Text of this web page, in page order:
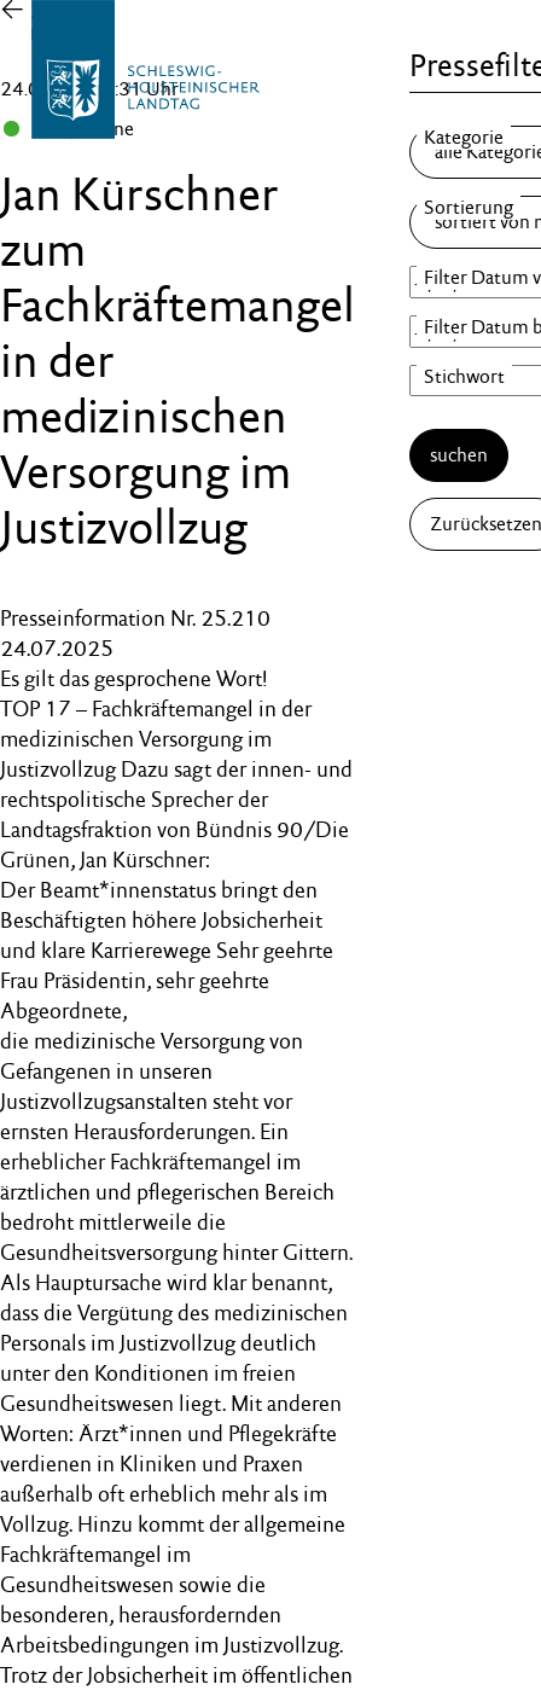
Zur
Übersicht
24.07.25 , 13:31 Uhr
B 90/Grüne
Jan Kürschner
zum
Fachkräftemangel
in der
medizinischen
Versorgung im
Justizvollzug
Presseinformation Nr. 25.210
24.07.2025
Es gilt das gesprochene Wort!
TOP 17 – Fachkräftemangel in der
medizinischen Versorgung im
Justizvollzug Dazu sagt der innen- und
rechtspolitische Sprecher der
Landtagsfraktion von Bündnis 90/Die
Grünen, Jan Kürschner:
Der Beamt*innenstatus bringt den
Beschäftigten höhere Jobsicherheit
und klare Karrierewege Sehr geehrte
Frau Präsidentin, sehr geehrte
Abgeordnete,
die medizinische Versorgung von
Gefangenen in unseren
Justizvollzugsanstalten steht vor
ernsten Herausforderungen. Ein
erheblicher Fachkräftemangel im
ärztlichen und pflegerischen Bereich
bedroht mittlerweile die
Gesundheitsversorgung hinter Gittern.
Als Hauptursache wird klar benannt,
dass die Vergütung des medizinischen
Personals im Justizvollzug deutlich
unter den Konditionen im freien
Gesundheitswesen liegt. Mit anderen
Worten: Ärzt*innen und Pflegekräfte
verdienen in Kliniken und Praxen
außerhalb oft erheblich mehr als im
Vollzug. Hinzu kommt der allgemeine
Fachkräftemangel im
Gesundheitswesen sowie die
besonderen, herausfordernden
Arbeitsbedingungen im Justizvollzug.
Trotz der Jobsicherheit im öffentlichen
suchen